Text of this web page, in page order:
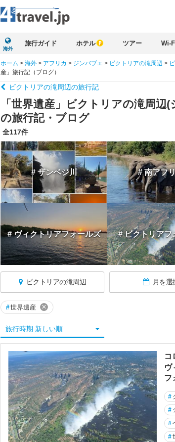
海外
旅行ガイド ホテル ツアー Wi-
ホーム > 海外 > アフリカ > ジンバブエ > ビクトリアの滝周辺 >
産」旅行記（ブログ）
ビクトリアの滝周辺の旅行記
「世界遺産」ビクトリアの滝周辺
の旅行記・ブログ
全117件
# ザンベジ川 # 南アフ
# ヴィクトリアフォールズ # ビクトリアフ
ビクトリアの滝周辺 月を選
ジンバブエへ戻る
★ハラレ
★ビクトリアの滝周辺
ブラワヨ
#世界遺産 ×
旅行時期 新しい順
コ
ヴ
フ
#
#
#
#